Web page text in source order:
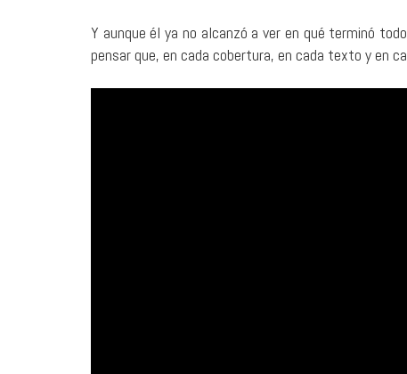
Y aunque él ya no alcanzó a ver en qué terminó
pensar que, en cada cobertura, en cada texto y en